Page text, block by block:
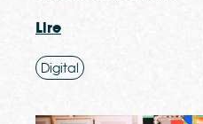
Lire
Digital